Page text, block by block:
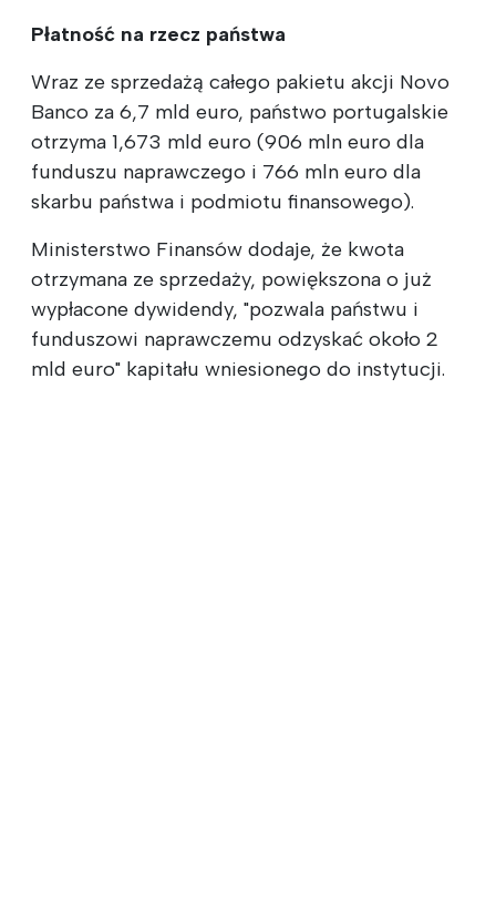
Płatność na rzecz państwa
Wraz ze sprzedażą całego pakietu akcji Novo
Banco za 6,7 mld euro, państwo portugalskie
otrzyma 1,673 mld euro (906 mln euro dla
funduszu naprawczego i 766 mln euro dla
skarbu państwa i podmiotu finansowego).
Ministerstwo Finansów dodaje, że kwota
otrzymana ze sprzedaży, powiększona o już
wypłacone dywidendy, "pozwala państwu i
funduszowi naprawczemu odzyskać około 2
mld euro" kapitału wniesionego do instytucji.